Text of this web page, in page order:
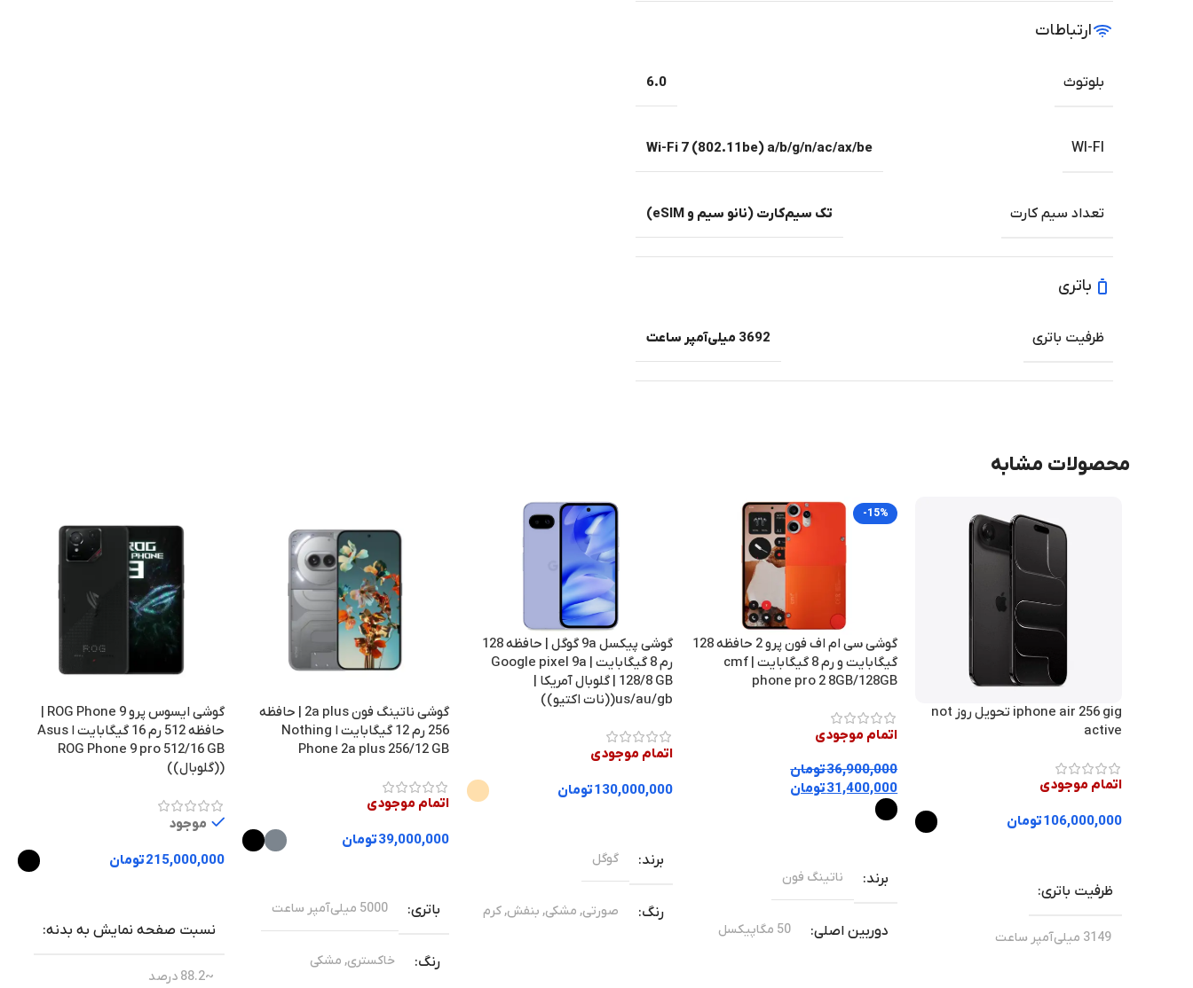
ارتباطات
بلوتوث 6.0
WI-FI
Wi-Fi 7 (802.11be) a/b/g/n/ac/ax/be
تعداد سیم کارت تک سیم‌کارت (نانو سیم و eSIM)
باتری
ظرفیت باتری 3692 میلی‌آمپر ساعت
محصولات مشابه
iphone air 256 gig تحویل روز not
active
اتمام موجودی
106,000,000تومان
ظرفیت باتری
3149 میلی‌آمپر ساعت
-15%
گوشی سی ام اف فون پرو 2 حافظه 128
گیگابایت و رم 8 گیگابایت | cmf
phone pro 2 8GB/128GB
اتمام موجودی
36,900,000تومان
31,400,000تومان
برند ناتینگ فون
دوربین اصلی 50 مگاپیکسل
گوشی پیکسل 9a گوگل | حافظه 128
رم 8 گیگابایت | Google pixel 9a
128/8 GB | گلوبال آمریکا |
us/au/gb((نات اکتیو))
اتمام موجودی
130,000,000تومان
برند گوگل
رنگ صورتی, مشکی, بنفش, کرم
گوشی ناتینگ فون 2a plus | حافظه
256 رم 12 گیگابایت ا Nothing
Phone 2a plus 256/12 GB
اتمام موجودی
39,000,000تومان
باتری 5000 میلی‌آمپر ساعت
رنگ خاکستری, مشکی
حافظه 512 رم 16 گیگابایت ا Asus
ROG Phone 9 pro 512/16 GB
((گلوبال))
موجود
215,000,000تومان
نسبت صفحه نمایش به بدنه
~88.2 درصد